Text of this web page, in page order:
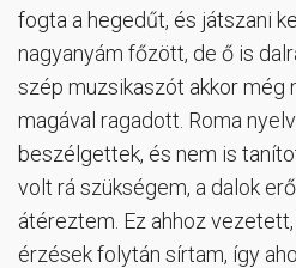
fogta a hegedűt, és játszani
nagyanyám főzött, de ő is
szép muzsikaszót akkor még
magával ragadott. Roma
beszélgettek, és nem is
volt rá szükségem, a dalok
átéreztem. Ez ahhoz
érzések folytán sírtam, így